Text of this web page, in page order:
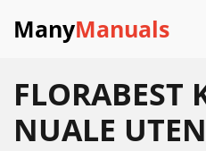
ManyManuals
FLORABEST
NUALE